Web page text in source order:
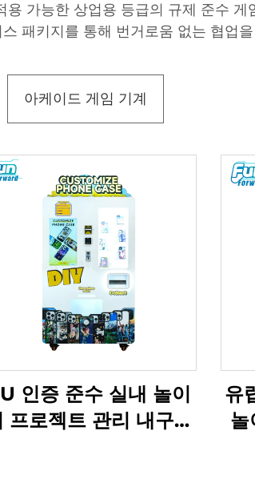
가능한 상업용 등급의 규제 준수 게
패키지를 통해 번거로움 없는 협업
아케이드 게임 기계
인증 준수 실내 놀이
프로젝트 관리 내구성
유
놀